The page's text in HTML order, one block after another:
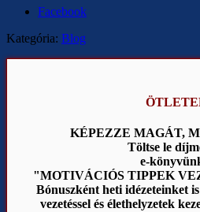
Facebook
Kategória: Blog
KÉPEZZE MAGÁT,
Töltse le
e-
"MOTIVÁCIÓS TIPPEK
Bónuszként heti idézeteinket
vezetéssel és élethelyzetek